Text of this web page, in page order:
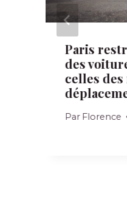
Paris
des
celles des
Par Florence